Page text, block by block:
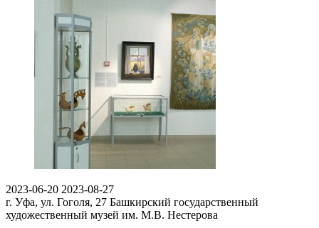
2023-06-20 2023-08-27
г. Уфа, ул. Гоголя, 27 Башкирский государственный
художественный музей им. М.В. Нестерова